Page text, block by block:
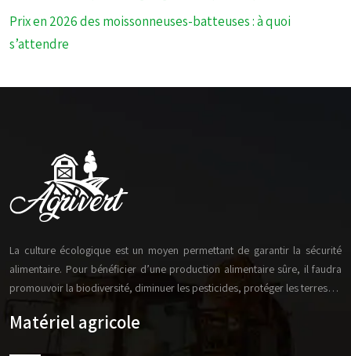
Prix en 2026 des moissonneuses-batteuses : à quoi
s’attendre
La culture écologique est un moyen permettant de garantir la sécurité
alimentaire. Pour bénéficier d’une production alimentaire sûre, il faudra
promouvoir la biodiversité, diminuer les pesticides, protéger les terres…
Matériel agricole